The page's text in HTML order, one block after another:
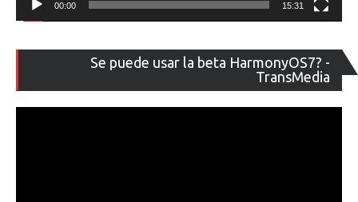
00:00 15:31
Se puede usar la beta HarmonyOS7? -
TransMedia
de